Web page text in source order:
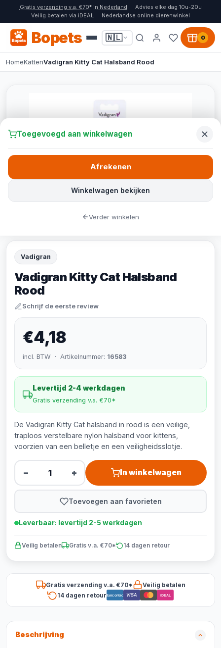
Gratis verzending v.a. €70* in Nederland
Advies elke dag 10u-20u
Veilig betalen via iDEAL
Nederlandse online dierenwinkel
Bopets 🇳🇱 0
HomeKattenVadigran Kitty Cat Halsband Rood
Vadigran
Vadigran Kitty Cat Halsband
Rood
Schrijf de eerste review
€4,18
incl. BTW · Artikelnummer: 16583
Levertijd 2-4 werkdagen
Gratis verzending v.a. €70*
De Vadigran Kitty Cat halsband in rood is een veilige,
traploos verstelbare nylon halsband voor kittens,
voorzien van een belletje en een veiligheidsslotje.
− + In winkelwagen
Toevoegen aan favorieten
Leverbaar: levertijd 2-5 werkdagen
Veilig betalen Gratis v.a. €70* 14 dagen retour
Gratis verzending v.a. €70*
Veilig betalen
14 dagen retourBancontact VISA iDEAL
Beschrijving
Toegevoegd aan winkelwagen
Winkelwagen bekijken
Afrekenen
Verder winkelen